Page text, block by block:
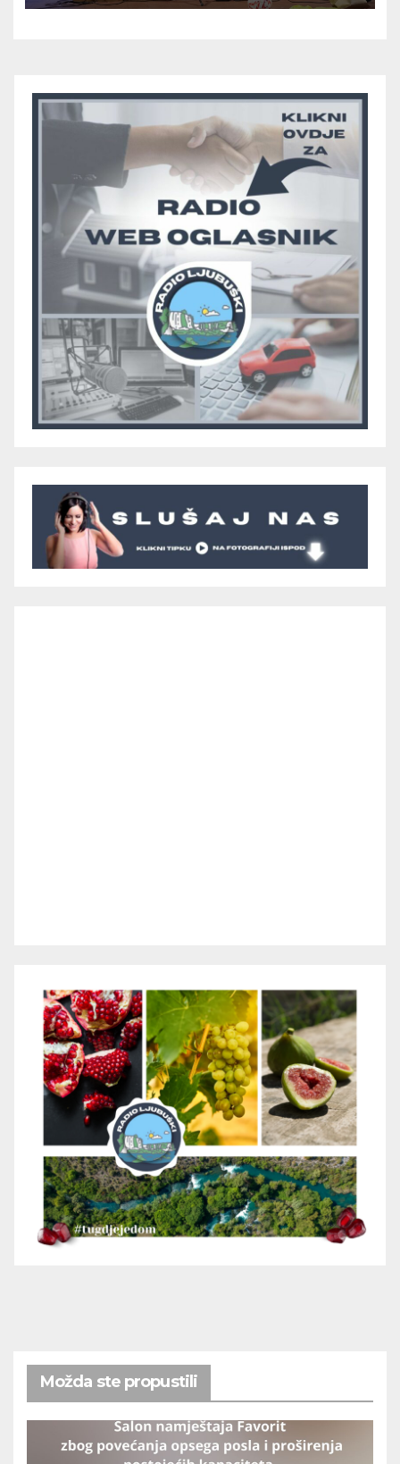
skupini “A”, seniori Teskere
Grma “vratio u igru”
Možda ste propustili